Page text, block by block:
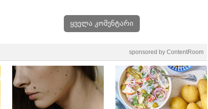
ყველა კომენტარი
sponsored by ContentRoom